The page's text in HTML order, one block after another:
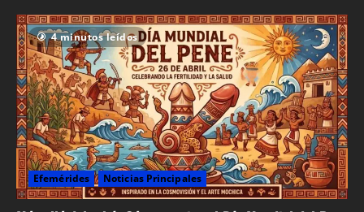
4 minutos leídos
Efemérides Noticias Principales